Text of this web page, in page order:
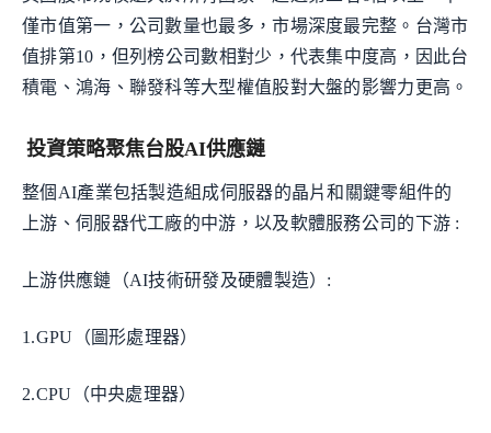
僅市值第一，公司數量也最多，市場深度最完整。台灣市
值排第10，但列榜公司數相對少，代表集中度高，因此台
積電、鴻海、聯發科等大型權值股對大盤的影響力更高。
投資策略聚焦台股AI供應鏈
整個AI產業包括製造組成伺服器的晶片和關鍵零組件的
上游、伺服器代工廠的中游，以及軟體服務公司的下游 :
上游供應鏈（AI技術研發及硬體製造）:
1.GPU（圖形處理器）
2.CPU（中央處理器）